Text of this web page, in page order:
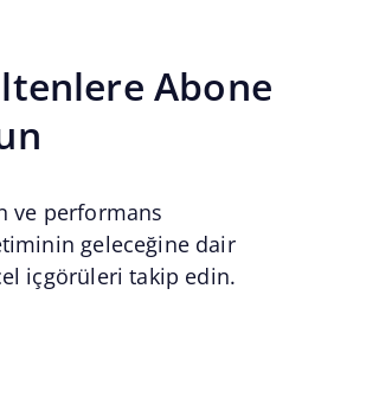
Abone
ve performans
geleceğine dair
içgörüleri takip edin.